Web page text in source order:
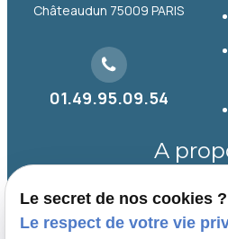
Châteaudun 75009 PARIS
01.49.95.09.54
A
Depuis 1998, le Cabinet
9, accompagne
Le secret de nos cookies ?
Le respect de votre vie